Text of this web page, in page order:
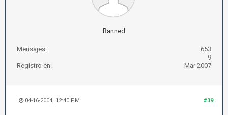
Banned
Mensajes:
653
9
Registro en:
Mar 2007
#39
04-16-2004, 12:40 PM